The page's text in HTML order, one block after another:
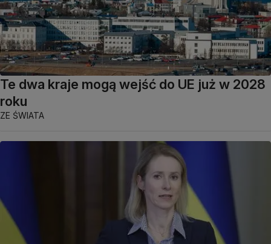
Te dwa kraje mogą wejść do UE już w 2028
roku
ZE ŚWIATA